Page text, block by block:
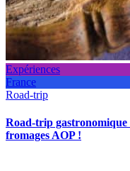
Expériences
France
Road-trip
Road-trip gastronomique
fromages AOP !